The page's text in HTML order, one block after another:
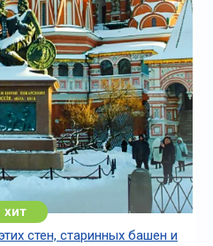
хит
стен, старинных башен и